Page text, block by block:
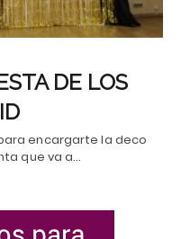
DE LOS
encargarte la deco
que va a…